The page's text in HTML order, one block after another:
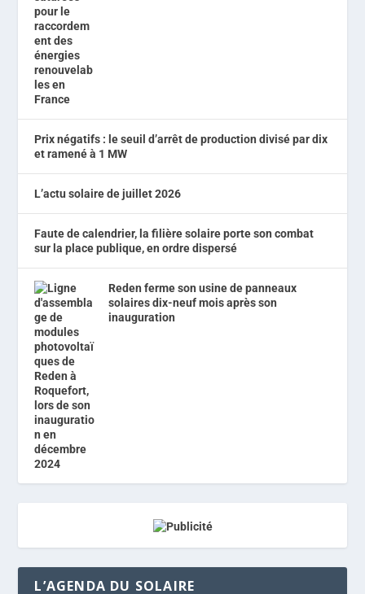
Prix négatifs : le seuil d’arrêt de production divisé par dix
et ramené à 1 MW
L’actu solaire de juillet 2026
Faute de calendrier, la filière solaire porte son combat
sur la place publique, en ordre dispersé
Reden ferme son usine de panneaux
solaires dix-neuf mois après son
inauguration
L’AGENDA DU SOLAIRE